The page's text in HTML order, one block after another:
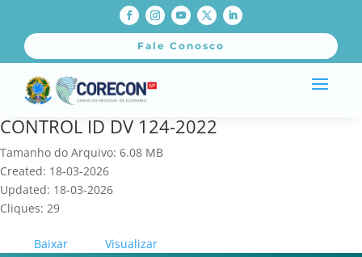
Fale Conosco
CONTROL ID DV 124-2022
Tamanho do Arquivo: 6.08 MB
Created: 18-03-2026
Updated: 18-03-2026
Cliques: 29
Baixar Visualizar